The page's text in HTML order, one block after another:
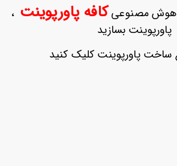
کافه پاورپوینت ،
پاورپوینت بسازید
ساخت پاورپوینت کلیک کنید